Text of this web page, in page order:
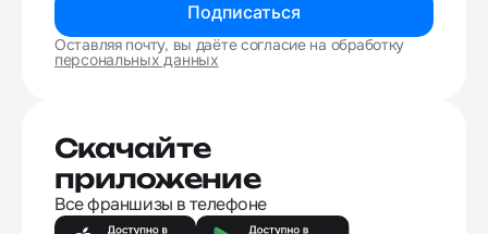
Подписаться
Оставляя почту, вы даёте согласие на обработку
персональных данных
Скачайте
приложение
Все франшизы в телефоне